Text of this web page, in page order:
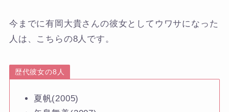
今までに有岡大貴さんの彼女としてウワサになった
人は、こちらの8人です。
歴代彼女の8人
夏帆(2005)